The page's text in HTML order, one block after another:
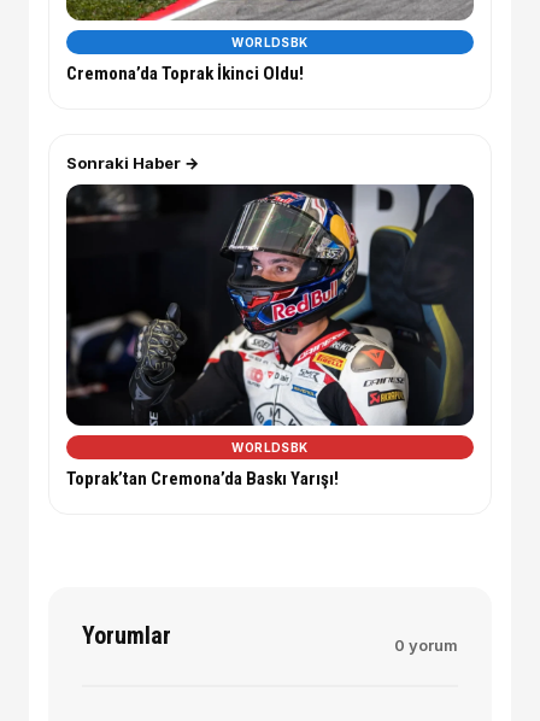
WORLDSBK
Cremona’da Toprak İkinci Oldu!
Sonraki Haber →
WORLDSBK
Toprak’tan Cremona’da Baskı Yarışı!
Yorumlar 0 yorum